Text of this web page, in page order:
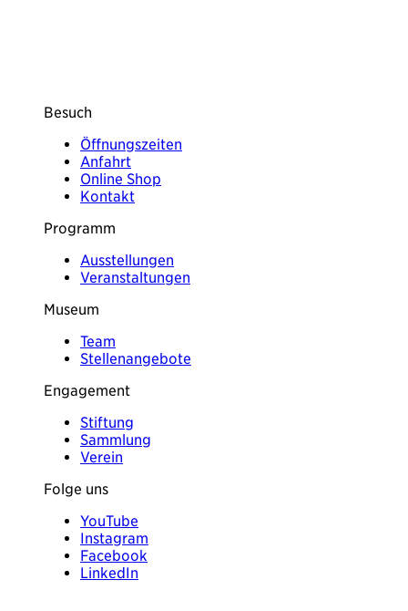
Besuch
Öffnungszeiten
Anfahrt
Online Shop
Kontakt
Programm
Ausstellungen
Veranstaltungen
Museum
Team
Stellenangebote
Engagement
Stiftung
Sammlung
Verein
Folge uns
YouTube
Instagram
Facebook
LinkedIn